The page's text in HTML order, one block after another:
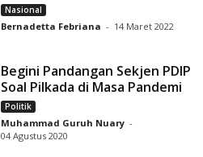
Nasional
Bernadetta Febriana - 14 Maret 2022
Begini Pandangan Sekjen PDIP
Soal Pilkada di Masa Pandemi
Politik
Muhammad Guruh Nuary -
04 Agustus 2020